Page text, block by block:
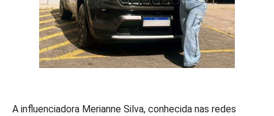
A influenciadora Merianne Silva, conhecida nas redes